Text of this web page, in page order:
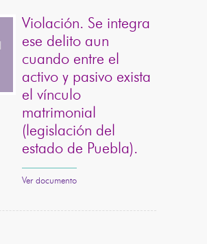
Violación. Se integra
ese delito aun
cuando entre el
activo y pasivo exista
el vínculo
matrimonial
(legislación del
estado de Puebla).
Ver documento